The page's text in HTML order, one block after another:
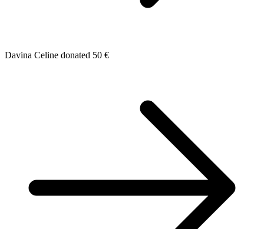
Davina Celine donated 50 €